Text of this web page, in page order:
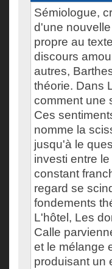
Sémiologue,
d'une
propre au
discours
autres,
théorie. Dans
comment une
Ces
nomme la
jusqu'à le
investi entre
constant
regard se
fondements
L'hôtel, Les
Calle
et le mélange
produisant un